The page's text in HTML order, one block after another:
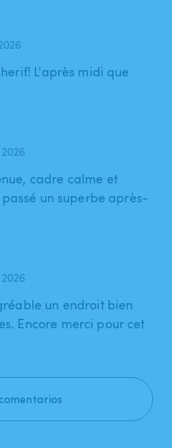
L'après midi que
cadre calme et
passé un superbe après-
un endroit bien
Encore merci pour cet